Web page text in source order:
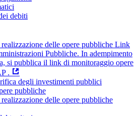
debiti
delle opere pubbliche Link
Pubbliche. In adempimento
si pubblica il link di monitoraggio opere
.
degli investimenti pubblici
pubbliche
delle opere pubbliche